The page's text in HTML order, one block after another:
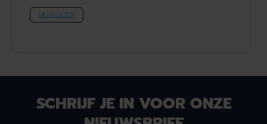
MEER LEZEN
SCHRIJF JE IN VOOR ONZE